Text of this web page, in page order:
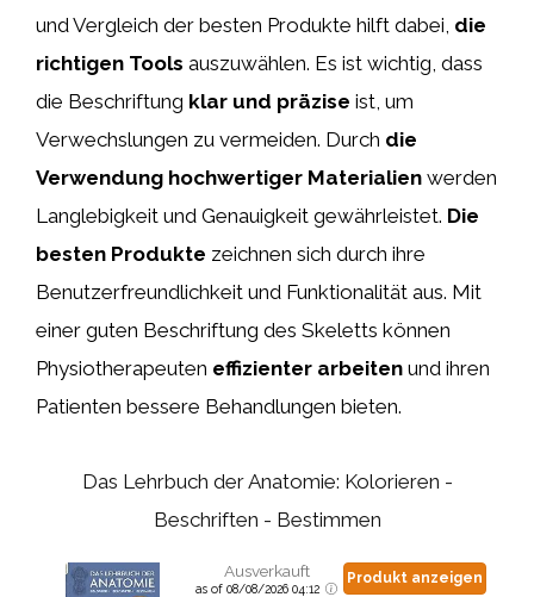
und Vergleich der besten Produkte hilft dabei, die
richtigen Tools auszuwählen. Es ist wichtig, dass
die Beschriftung klar und präzise ist, um
Verwechslungen zu vermeiden. Durch die
Verwendung hochwertiger Materialien werden
Langlebigkeit und Genauigkeit gewährleistet. Die
besten Produkte zeichnen sich durch ihre
Benutzerfreundlichkeit und Funktionalität aus. Mit
einer guten Beschriftung des Skeletts können
Physiotherapeuten effizienter arbeiten und ihren
Patienten bessere Behandlungen bieten.
Das Lehrbuch der Anatomie: Kolorieren -
Beschriften - Bestimmen
Ausverkauft
as of 08/08/2026 04:12
Produkt anzeigen